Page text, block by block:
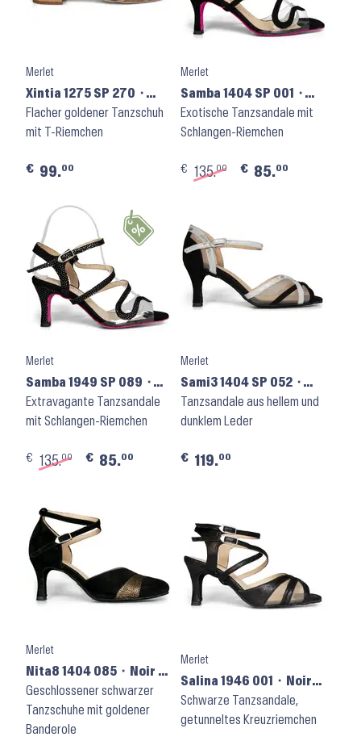
Merlet
Xintia 1275 SP 270 ⬝
Rose Dore
Flacher goldener Tanzschuh
mit T-Riemchen
€ 99.00
Merlet
Samba 1404 SP 001 ⬝
Chevre Velours Noir
Exotische Tanzsandale mit
Schlangen-Riemchen
€ 135.00 € 85.00
Merlet
Samba 1949 SP 089 ⬝
Noir Argent Cuir
Extravagante Tanzsandale
mit Schlangen-Riemchen
€ 135.00 € 85.00
Merlet
Sami3 1404 SP 052 ⬝
Noir + Blanc
Tanzsandale aus hellem und
dunklem Leder
€ 119.00
Merlet
Nita8 1404 085 ⬝ Noir +
Or
Geschlossener schwarzer
Tanzschuhe mit goldener
Banderole
Merlet
Salina 1946 001 ⬝ Noir
Cuir Glass
Schwarze Tanzsandale,
getunneltes Kreuzriemchen